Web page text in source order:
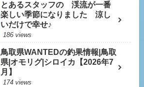
とあるスタッフの 渓流が一番
楽しい季節になりました 涼し
いだけで幸せ♪
186 views
鳥取県WANTEDの釣果情報|鳥取
県|オモリグ|シロイカ【2026年7
月】
174 views